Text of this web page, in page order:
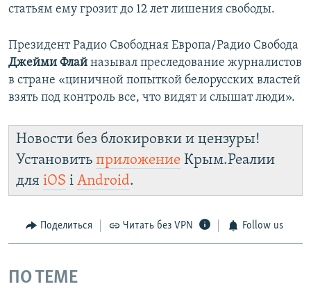
статьям ему грозит до 12 лет лишения свободы.
Президент Радио Свободная Европа/Радио Свобода
Джейми Флай называл преследование журналистов
в стране «циничной попыткой белорусских властей
взять под контроль все, что видят и слышат люди».
Новости без блокировки и цензуры!
Установить приложение Крым.Реалии
для iOS і Android.
Поделиться Читать без VPN Follow us
ПО ТЕМЕ